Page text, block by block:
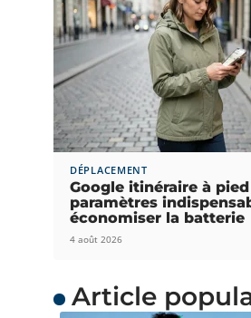
DÉPLACEMENT
Google itinéraire à pied
paramètres
économiser la batterie
4 août 2026
Article